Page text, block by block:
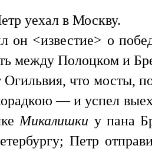
уехал в Москву.
он <известие> о
между Полоцком и
что мосты,
— и успел
Микалишки у пана
Петр